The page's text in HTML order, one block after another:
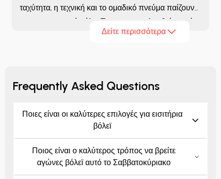
ταχύτητα, η τεχνική και το ομαδικό πνεύμα παίζουν
πρωταγωνιστικό ρόλο. Το να παρακολουθείς αυτό
το παιχνίδι ζωντανά, όπου μια φάση μπορεί να
Δείτε περισσότερα
Frequently Asked Questions
Ποιες είναι οι καλύτερες επιλογές για εισιτήρια
βόλεϊ
Ποιος είναι ο καλύτερος τρόπος να βρείτε
αγώνες βόλεϊ αυτό το Σαββατοκύριακο